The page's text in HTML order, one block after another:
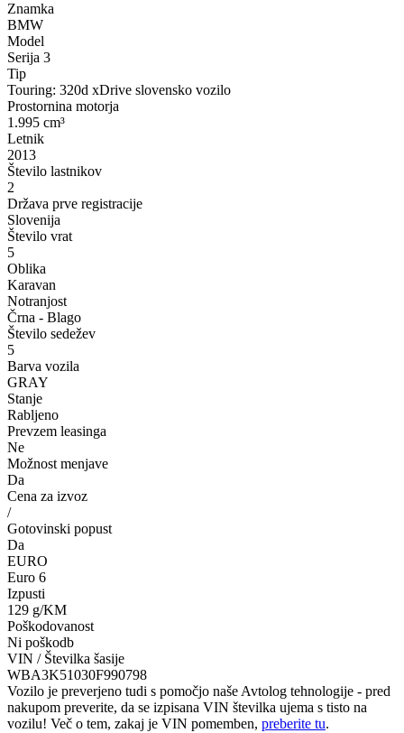
Znamka
BMW
Model
Serija 3
Tip
Touring: 320d xDrive slovensko vozilo
Prostornina motorja
1.995 cm³
Letnik
2013
Število lastnikov
2
Država prve registracije
Slovenija
Število vrat
5
Oblika
Karavan
Notranjost
Črna - Blago
Število sedežev
5
Barva vozila
GRAY
Stanje
Rabljeno
Prevzem leasinga
Ne
Možnost menjave
Da
Cena za izvoz
/
Gotovinski popust
Da
EURO
Euro 6
Izpusti
129 g/KM
Poškodovanost
Ni poškodb
VIN / Številka šasije
WBA3K51030F990798
Vozilo je preverjeno tudi s pomočjo naše Avtolog tehnologije - pred
nakupom preverite, da se izpisana VIN številka ujema s tisto na
vozilu! Več o tem, zakaj je VIN pomemben, preberite tu.